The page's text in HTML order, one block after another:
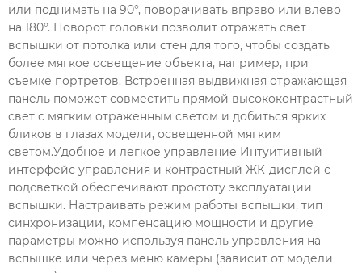
или поднимать на 90°, поворачивать вправо или влево
на 180°. Поворот головки позволит отражать свет
вспышки от потолка или стен для того, чтобы создать
более мягкое освещение объекта, например, при
съемке портретов. Встроенная выдвижная отражающая
панель поможет совместить прямой высококонтрастный
свет с мягким отраженным светом и добиться ярких
бликов в глазах модели, освещенной мягким
светом.Удобное и легкое управление Интуитивный
интерфейс управления и контрастный ЖК-дисплей с
подсветкой обеспечивают простоту эксплуатации
вспышки. Настраивать режим работы вспышки, тип
синхронизации, компенсацию мощности и другие
параметры можно используя панель управления на
вспышке или через меню камеры (зависит от модели